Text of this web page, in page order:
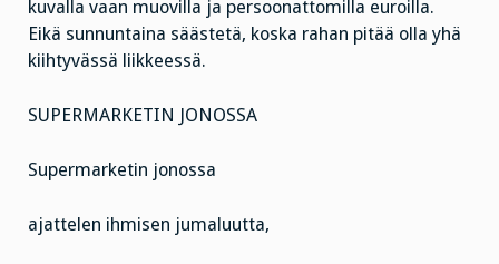
kuvalla vaan muovilla ja persoonattomilla euroilla.
Eikä sunnuntaina säästetä, koska rahan pitää olla yhä
kiihtyvässä liikkeessä.
SUPERMARKETIN JONOSSA
Supermarketin jonossa
ajattelen ihmisen jumaluutta,